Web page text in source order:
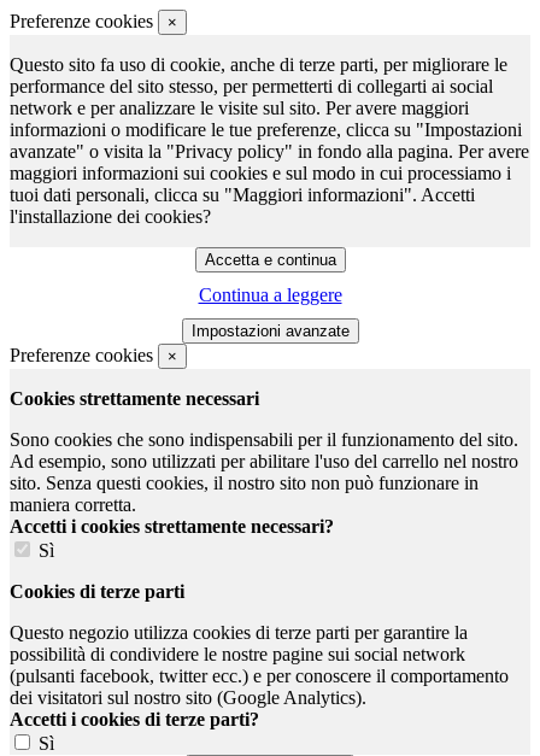
Preferenze cookies ×
Questo sito fa uso di cookie, anche di terze parti, per migliorare le
performance del sito stesso, per permetterti di collegarti ai social
network e per analizzare le visite sul sito. Per avere maggiori
informazioni o modificare le tue preferenze, clicca su "Impostazioni
avanzate" o visita la "Privacy policy" in fondo alla pagina. Per avere
maggiori informazioni sui cookies e sul modo in cui processiamo i
tuoi dati personali, clicca su "Maggiori informazioni". Accetti
l'installazione dei cookies?
Continua a leggere
Preferenze cookies ×
Cookies strettamente necessari
Sono cookies che sono indispensabili per il funzionamento del sito.
Ad esempio, sono utilizzati per abilitare l'uso del carrello nel nostro
sito. Senza questi cookies, il nostro sito non può funzionare in
maniera corretta.
Accetti i cookies strettamente necessari?
Sì
Cookies di terze parti
Questo negozio utilizza cookies di terze parti per garantire la
possibilità di condividere le nostre pagine sui social network
(pulsanti facebook, twitter ecc.) e per conoscere il comportamento
dei visitatori sul nostro sito (Google Analytics).
Accetti i cookies di terze parti?
Sì